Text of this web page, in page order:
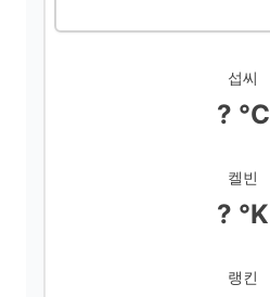
i
d
e
섭씨
? °C
켈빈
? °K
랭킨